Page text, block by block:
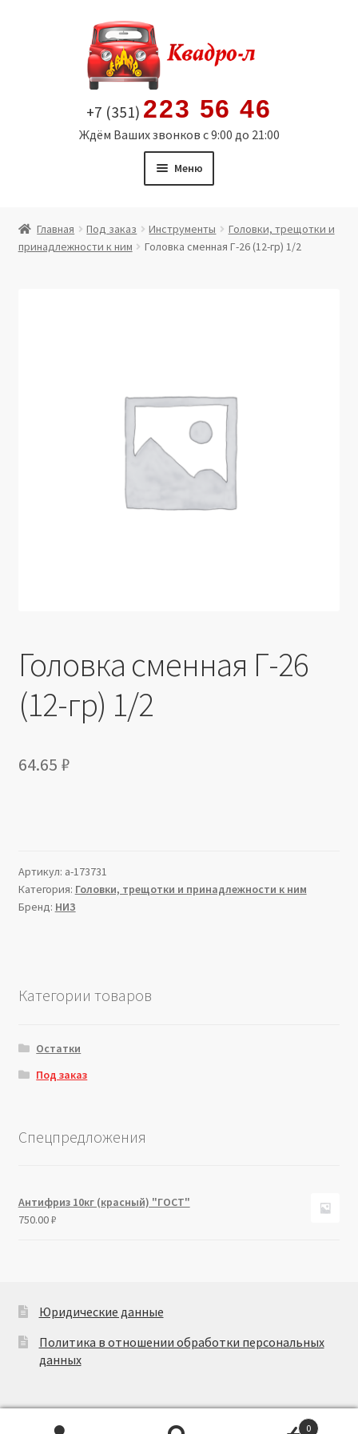
содержимому
+7 (351) 223 56 46
Ждём Ваших звонков с 9:00 до 21:00
Меню
Витрина
Юридические данные
Главная Под заказ Инструменты
Головки, трещотки и
принадлежности к ним
Головка сменная Г-26 (12-гр) 1/2
Головка сменная Г-26
(12-гр) 1/2
64.65 ₽
Артикул: a-173731
Категория: Головки, трещотки и принадлежности к ним
Бренд: НИЗ
Категории товаров
Остатки
Под заказ
Спецпредложения
Антифриз 10кг (красный) "ГОСТ"
750.00₽
Юридические данные
Политика в отношении обработки персональных
данных
0